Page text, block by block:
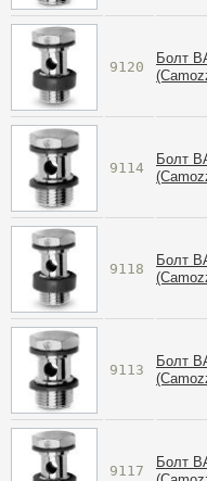
9120
Болт
9114
Болт
9118
Болт
9113
Болт
9117
Болт